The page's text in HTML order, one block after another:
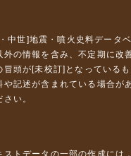
中世]地震・噴火史料データ
の情報を含み、不定期に改
頭が[未校訂]となっている
記述が含まれている場合が
い。
トデータの一部の作成には